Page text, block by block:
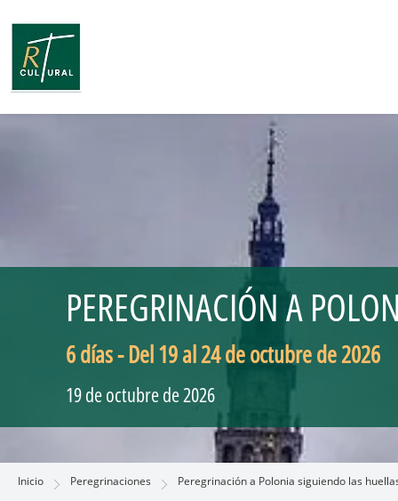
PEREGRINACIÓN A
6 días - Del 19 al 24 de octubre de 2026
19 de octubre de 2026
Inicio Peregrinaciones Peregrinación a Polonia siguiendo las